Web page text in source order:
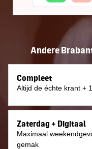
Andere
Compleet
Altijd de échte krant +
Zaterdag + Digitaal
Maximaal
gemak